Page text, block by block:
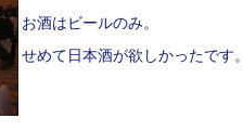
お酒はビールのみ。
せめて日本酒が欲しかったです。